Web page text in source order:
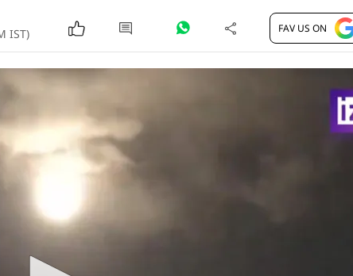
IST) FAV US ON
न्यूक्लियर हथियारों का प्रदर्शन शुरू कर दिया है. बड़े पैमाने
इंटरकॉन्टीनेंटल बैलिस्टिक मिसाइल यार्स (Yars ICBM) और
का सफल परीक्षण किया गया. दोनों ही मिसाइलों परमाणु
किया जा सकता है. यार्स को तो लॉन्चर इरेक्टर से भी
दुनिया को ये बताना चाहते हैं, खासतौर से नाटो और